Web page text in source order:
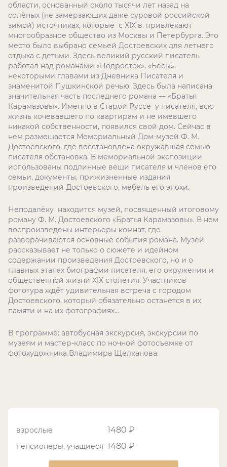
области, основанный около тысячи лет назад на
солёных (не замерзающих даже суровой российской
зимой) источниках, которые с XIX в. привлекают
многообразное общество из Москвы и Петербурга. Это
место было выбрано семьей Достоевских для летнего
отдыха с детьми. Здесь великий русский писатель
работал над романами «Подросток», «Бесы»,
некоторыми главами из Дневника Писателя и
знаменитой Пушкинской речью. Здесь была написана
значительная часть последнего романа — «Братья
Карамазовы». Именно в Старой Руссе у писателя, всю
жизнь кочевавшего по квартирам и не имевшего
никакой собственности, появился свой дом. Сейчас в
нем размещается Мемориальный Дом-музей Ф. М.
Достоевского, где восстановлена окружавшая семью
писателя обстановка. В мемориальной экспозиции
использованы подлинные вещи писателя и членов его
семьи, документы, прижизненные издания
произведений Достоевского, мебель его эпохи.
Неподалёку находится музей, посвященный итоговому
роману Ф. М. Достоевского «Братья Карамазовы». В нем
воспроизведены интерьеры комнат, где
разворачиваются основные события романа. Музей
рассказывает не только о сюжете и идейном
содержании произведения Достоевского, но и о
главных этапах биографии писателя, его окружении и
общественной жизни XIX столетия. Участников
фототура ждёт удивительная встреча с городом
Достоевского, который обязательно останется в их
памяти и на их фотографиях…
В программе: автобусная экскурсия, экскурсии по
музеям и мастер-класс по ночной фотосъемке от
фотохудожника Владимира Щелканова.
взрослые 1480 ₽
пенсионеры, учащиеся 1480 ₽